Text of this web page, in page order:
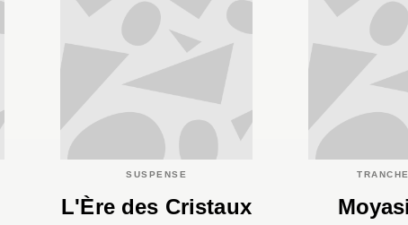
SUSPENSE
L'Ère des Cristaux